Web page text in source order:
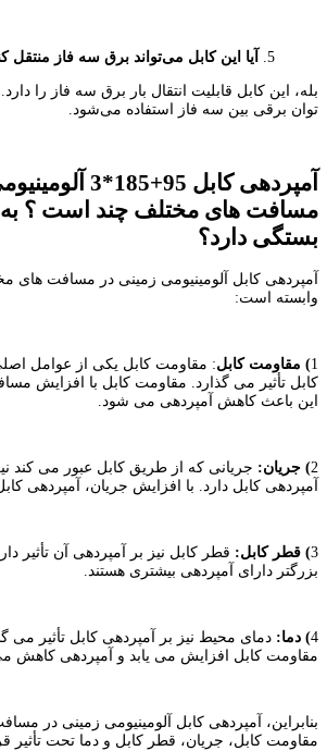
آیا این کابل می‌تواند برق سه فاز منتقل
بله، این کابل قابلیت انتقال بار برق سه فاز را
توان برقی بین سه فاز استفاده می‌شود.
آمپردهی کابل
مسافت های مختلف چند است ؟
بستگی دارد؟
آمپردهی کابل آلومینیومی زمینی در مسافت های
وابسته است:
1) مقاومت کابل: مقاومت کابل یکی از عوامل
کابل تأثیر می گذارد. مقاومت کابل با افزایش
این باعث کاهش آمپردهی می شود.
2) جریان: جریانی که از طریق کابل عبور می کند
آمپردهی کابل دارد. با افزایش جریان، آمپردهی
3) قطر کابل: قطر کابل نیز بر آمپردهی آن تأثیر
بزرگتر دارای آمپردهی بیشتری هستند.
4) دما: دمای محیط نیز بر آمپردهی کابل تأثیر می
مقاومت کابل افزایش می یابد و آمپردهی کاهش
بنابراین، آمپردهی کابل آلومینیومی زمینی در
مقاومت کابل، جریان، قطر کابل و دما تحت تأثیر